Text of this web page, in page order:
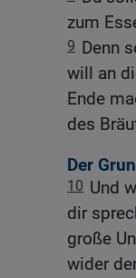
zum
9 Denn
will an
Ende
des
Der
10 Und
dir
große
wider